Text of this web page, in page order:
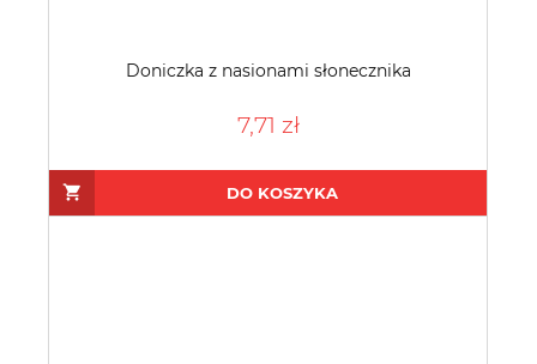
Doniczka z nasionami słonecznika
7,71 zł
DO KOSZYKA